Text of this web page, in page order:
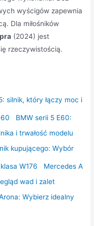
wyścigów zapewnia
Dla miłośników
(2024) jest
rzeczywistością.
silnik, który łączy moc i
BMW serii 5 E60:
i trwałość modelu
kupującego: Wybór
Mercedes A
wad i zalet
Wybierz idealny